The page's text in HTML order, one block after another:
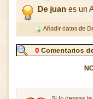
De juan es un
Añadir datos de
0 Comentarios